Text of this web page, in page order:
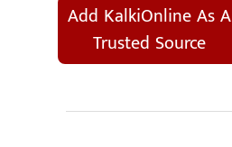
Add KalkiOnline As A
Trusted Source